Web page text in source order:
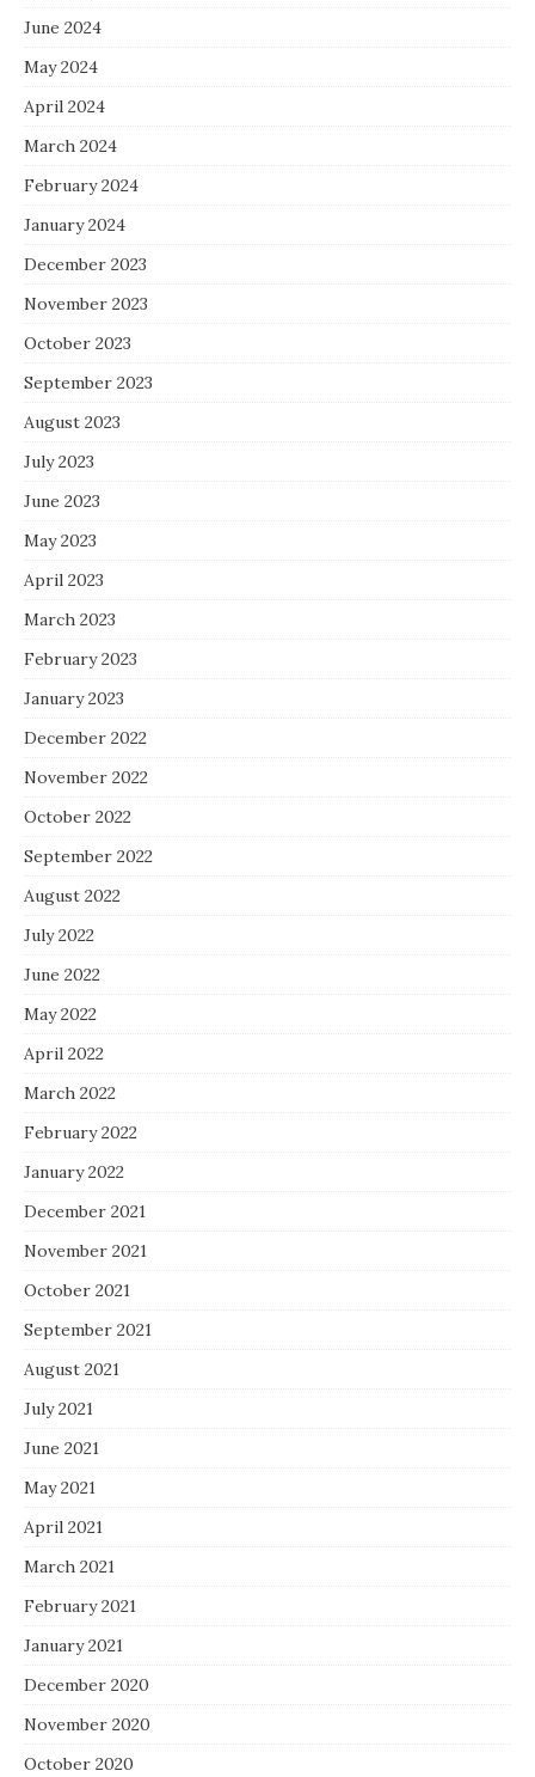
June 2024
May 2024
April 2024
March 2024
February 2024
January 2024
December 2023
November 2023
October 2023
September 2023
August 2023
July 2023
June 2023
May 2023
April 2023
March 2023
February 2023
January 2023
December 2022
November 2022
October 2022
September 2022
August 2022
July 2022
June 2022
May 2022
April 2022
March 2022
February 2022
January 2022
December 2021
November 2021
October 2021
September 2021
August 2021
July 2021
June 2021
May 2021
April 2021
March 2021
February 2021
January 2021
December 2020
November 2020
October 2020